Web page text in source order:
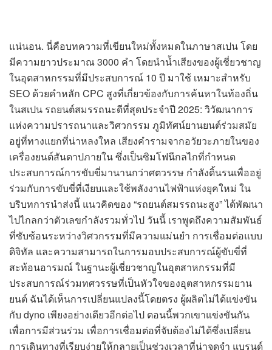
แน่นอน. นี่คือบทความที่เขียนใหม่ทั้งหมดในภาษาสเปน โดย
มีความยาวประมาณ 3000 คำ โดยนำน้ำเสียงของผู้เชี่ยวชาญ
ในอุตสาหกรรมที่มีประสบการณ์ 10 ปี มาใช้ เหมาะสำหรับ
SEO ด้วยคำหลัก CPC สูงที่เกี่ยวข้องกับการค้นหาในท้องถิ่น
ในสเปน รถยนต์สมรรถนะดีที่สุดประจำปี 2025: วิวัฒนาการ
แห่งความปรารถนาและวิศวกรรม ภูมิทัศน์ยานยนต์ร่วมสมัย
อยู่ที่ทางแยกที่น่าหลงใหล เสียงคำรามจากอวัยวะภายในของ
เครื่องยนต์สันดาปภายใน ซึ่งเป็นซิมโฟนีกลไกที่กำหนด
ประสบการณ์การขับขี่มานานกว่าศตวรรษ กำลังดิ้นรนเพื่ออยู่
ร่วมกับการขับขี่ที่เงียบและใช้พลังงานไฟฟ้าแห่งยุคใหม่ ใน
บริบทการนำส่งนี้ แนวคิดของ “รถยนต์สมรรถนะสูง” ได้พัฒนา
ไปไกลกว่าตัวเลขกำลังรวมทั่วไป วันนี้ เราพูดถึงความสัมพันธ์
ที่ซับซ้อนระหว่างวิศวกรรมที่มีความแม่นยำ การเชื่อมต่อแบบ
ดิจิทัล และความสามารถในการมอบประสบการณ์ผู้ขับขี่ที่
สะท้อนอารมณ์ ในฐานะผู้เชี่ยวชาญในอุตสาหกรรมที่มี
ประสบการณ์ร่วมทศวรรษที่เป็นหัวใจของอุตสาหกรรมยาน
ยนต์ ฉันได้เห็นการเปลี่ยนแปลงนี้โดยตรง ผู้ผลิตไม่ได้แข่งขัน
กับ dyno เพียงอย่างเดียวอีกต่อไป ตอนนี้พวกเขาแข่งขันกัน
เพื่อการมีส่วนร่วม เพื่อการเชื่อมต่อที่จับต้องไม่ได้ซึ่งเปลี่ยน
การเดินทางที่เรียบง่ายให้กลายเป็นช่วงเวลาที่น่าจดจำ แบรนด์